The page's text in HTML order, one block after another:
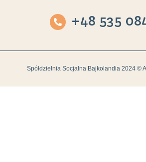
+48 535
Spółdzielnia Socjalna Bajkolandia 2024 ©